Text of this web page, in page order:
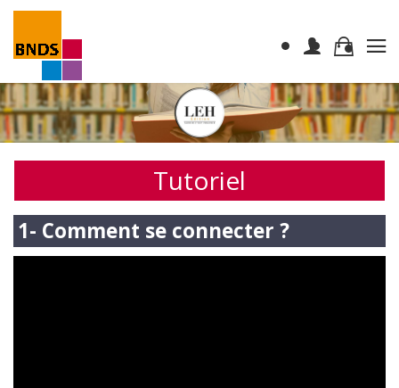
Tutoriel
1- Comment se connecter ?